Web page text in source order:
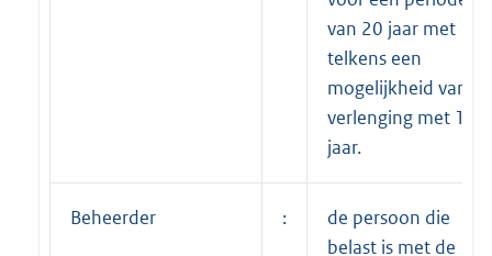
van 20 jaar met
telkens een
mogelijkheid van
verlenging met 10
jaar.
Beheerder :
de persoon die
belast is met de